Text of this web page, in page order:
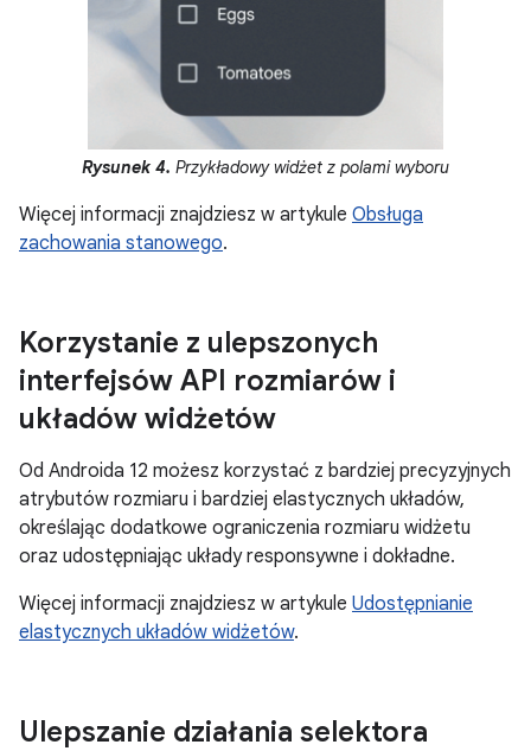
Rysunek 4. Przykładowy widżet z polami wyboru
Więcej informacji znajdziesz w artykule Obsługa
zachowania stanowego.
Korzystanie z ulepszonych
interfejsów API rozmiarów i
układów widżetów
Od Androida 12 możesz korzystać z bardziej precyzyjnych
atrybutów rozmiaru i bardziej elastycznych układów,
określając dodatkowe ograniczenia rozmiaru widżetu
oraz udostępniając układy responsywne i dokładne.
Więcej informacji znajdziesz w artykule Udostępnianie
elastycznych układów widżetów.
Ulepszanie działania selektora